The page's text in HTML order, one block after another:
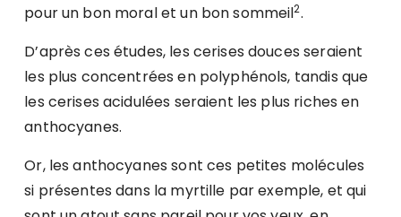
pour un bon moral et un bon sommeil2.
D’après ces études, les cerises douces seraient
les plus concentrées en polyphénols, tandis que
les cerises acidulées seraient les plus riches en
anthocyanes.
Or, les anthocyanes sont ces petites molécules
si présentes dans la myrtille par exemple, et qui